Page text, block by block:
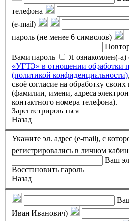
телефона
(e-mail)
пароль (не менее 6 символов)
Вами пароль
Я ознакомлен(-а)
«УГТЭ» в отношении обработки
(политикой конфиденциальности), принимаю её, и даю
своё согласие на обработку
(фамилии, имени, адреса
контактного номера телефона).
Зарегистрироваться
Назад
Укажите эл. адрес (e-mail), с
регистрировались в личном
Ваш
Восстановить пароль
Назад
Иван Иванович)